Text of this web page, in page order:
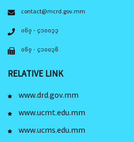
contact@mcrd.gov.mm
၀၆၇ - ၄၁၀၀၃၃
၀၆၇ - ၄၁၀၀၃၆
RELATIVE LINK
www.drd.gov.mm
www.ucmt.edu.mm
www.ucms.edu.mm